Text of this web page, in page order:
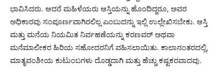
ಭಾವಿಸಿದರು. ಆದರೆ ಮಹಿಳೆಯರು ಆಸ್ತಿಯನ್ನು ಹೊಂದಿದ್ದರೂ, ಅವರ
ಅಧಿಕಾರವು ಸಂಪೂರ್ಣವಾಗಿರಲಿಲ್ಲ ಎಂಬುದನ್ನು ಇಲ್ಲಿ ಉಲ್ಲೇಖಿಸಬೇಕು. ಆಸ್ತಿ
ಮತ್ತು ಮನೆಯ ನಿಯಮಿತ ನಿರ್ವಹಣೆಯನ್ನು ಕರಣವರ್ ಅಥವಾ
ಮನೆಮಾಲೀಕರ ಹಿರಿಯ ಸಹೋದರನಿಗೆ ವಹಿಸಲಾಯಿತು. ಕಾಲಾನಂತರದಲ್ಲಿ,
ಮಾತೃವಂಶೀಯ ಕುಟುಂಬಗಳು ದೊಡ್ಡದಾಗಿ ಮತ್ತು ಹೆಚ್ಚು ಕಷ್ಟಕರವಾದವು.